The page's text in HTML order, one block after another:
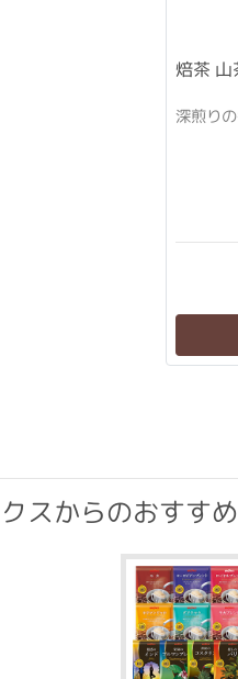
焙茶
深煎り
スからのおすすめ